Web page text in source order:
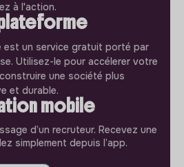
à l'action.
est un service gratuit porté par
Utilisez-le pour accélerer votre
une société plus
et durable.
mobile
d’un recruteur. Recevez une
simplement depuis l’app.